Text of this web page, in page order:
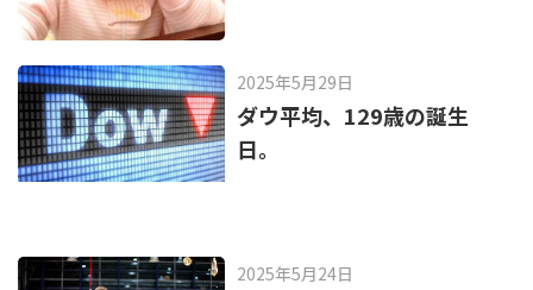
2025年5月29日
ダウ平均、129歳の誕生
日。
2025年5月24日